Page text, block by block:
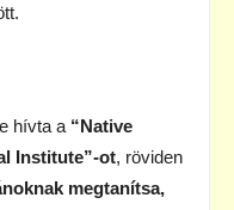
hívta a “Native
Institute”-ot, röviden
megtanítsa,